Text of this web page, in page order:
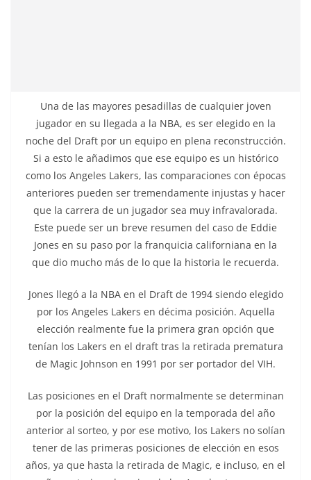
Una de las mayores pesadillas de cualquier joven
jugador en su llegada a la NBA, es ser elegido en la
noche del Draft por un equipo en plena reconstrucción.
Si a esto le añadimos que ese equipo es un histórico
como los Angeles Lakers, las comparaciones con épocas
anteriores pueden ser tremendamente injustas y hacer
que la carrera de un jugador sea muy infravalorada.
Este puede ser un breve resumen del caso de Eddie
Jones en su paso por la franquicia californiana en la
que dio mucho más de lo que la historia le recuerda.
Jones llegó a la NBA en el Draft de 1994 siendo elegido
por los Angeles Lakers en décima posición. Aquella
elección realmente fue la primera gran opción que
tenían los Lakers en el draft tras la retirada prematura
de Magic Johnson en 1991 por ser portador del VIH.
Las posiciones en el Draft normalmente se determinan
por la posición del equipo en la temporada del año
anterior al sorteo, y por ese motivo, los Lakers no solían
tener de las primeras posiciones de elección en esos
años, ya que hasta la retirada de Magic, e incluso, en el